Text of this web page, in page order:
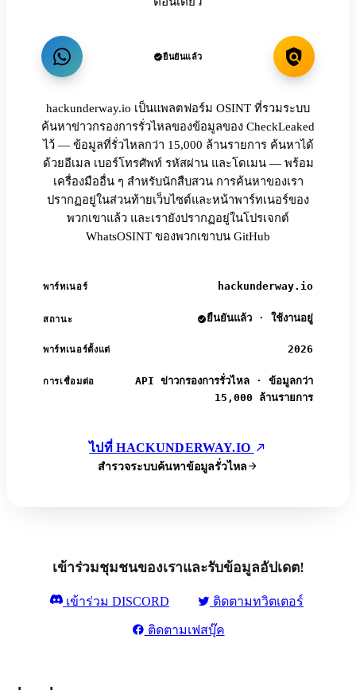
ยืนยันแล้ว
hackunderway.io เป็นแพลตฟอร์ม OSINT ที่รวมระบบ
ค้นหาข่าวกรองการรั่วไหลของข้อมูลของ CheckLeaked
ไว้ — ข้อมูลที่รั่วไหลกว่า 15,000 ล้านรายการ ค้นหาได้
ด้วยอีเมล เบอร์โทรศัพท์ รหัสผ่าน และโดเมน — พร้อม
เครื่องมืออื่น ๆ สำหรับนักสืบสวน การค้นหาของเรา
ปรากฏอยู่ในส่วนท้ายเว็บไซต์และหน้าพาร์ทเนอร์ของ
พวกเขาแล้ว และเรายังปรากฏอยู่ในโปรเจกต์
WhatsOSINT ของพวกเขาบน GitHub
พาร์ทเนอร์ hackunderway.io
สถานะ ยืนยันแล้ว · ใช้งานอยู่
พาร์ทเนอร์ตั้งแต่ 2026
การเชื่อมต่อ
API ข่าวกรองการรั่วไหล · ข้อมูลกว่า
15,000 ล้านรายการ
ไปที่ HACKUNDERWAY.IO
สำรวจระบบค้นหาข้อมูลรั่วไหล
เข้าร่วมชุมชนของเราและรับข้อมูลอัปเดต!
เข้าร่วม DISCORD ติดตามทวิตเตอร์
ติดตามเฟสบุ๊ค